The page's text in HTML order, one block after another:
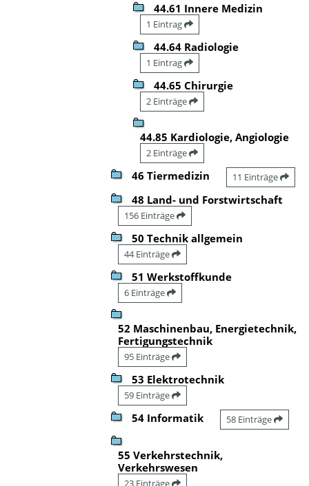
44.61 Innere Medizin
1 Eintrag
44.64 Radiologie
1 Eintrag
44.65 Chirurgie
2 Einträge
44.85 Kardiologie, Angiologie
2 Einträge
46 Tiermedizin 11 Einträge
48 Land- und Forstwirtschaft
156 Einträge
50 Technik allgemein
44 Einträge
51 Werkstoffkunde
6 Einträge
52 Maschinenbau, Energietechnik,
Fertigungstechnik
95 Einträge
53 Elektrotechnik
59 Einträge
54 Informatik 58 Einträge
55 Verkehrstechnik,
Verkehrswesen
23 Einträge